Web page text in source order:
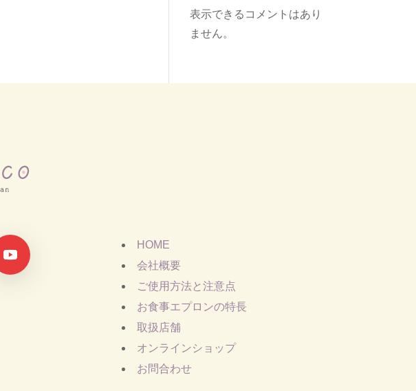
表示できるコメントはあり
ません。
HOME
会社概要
ご使用方法と注意点
お食事エプロンの特長
取扱店舗
オンラインショップ
お問合わせ